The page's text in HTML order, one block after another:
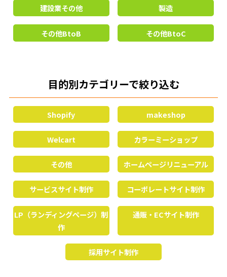
建設業その他 製造
その他BtoB その他BtoC
目的別カテゴリーで絞り込む
Shopify makeshop
Welcart カラーミーショップ
その他 ホームページリニューアル
サービスサイト制作 コーポレートサイト制作
LP（ランディングページ）制
作
通販・ECサイト制作
採用サイト制作